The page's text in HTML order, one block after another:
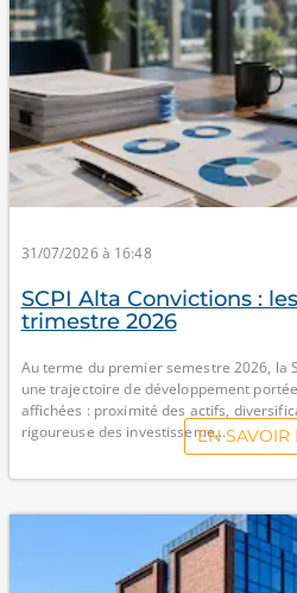
31/07/2026 à 16:48
SCPI Alta Convictions :
trimestre 2026
Au terme du premier semestre 2026, la
une trajectoire de développement
affichées : proximité des actifs,
rigoureuse des investisseme...EN SAVOIR